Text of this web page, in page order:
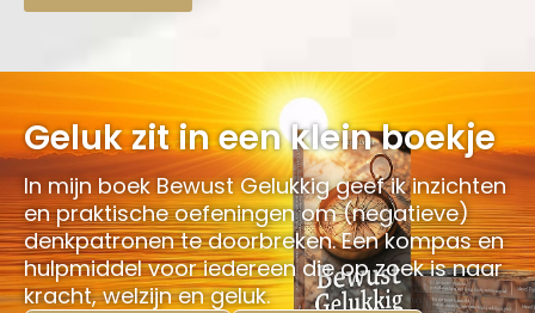
Geluk zit in een klein boekje
In mijn boek Bewust Gelukkig geef ik inzichten
en praktische oefeningen om (negatieve)
denkpatronen te doorbreken. Een kompas en
hulpmiddel voor iedereen die op zoek is naar
kracht, welzijn en geluk.